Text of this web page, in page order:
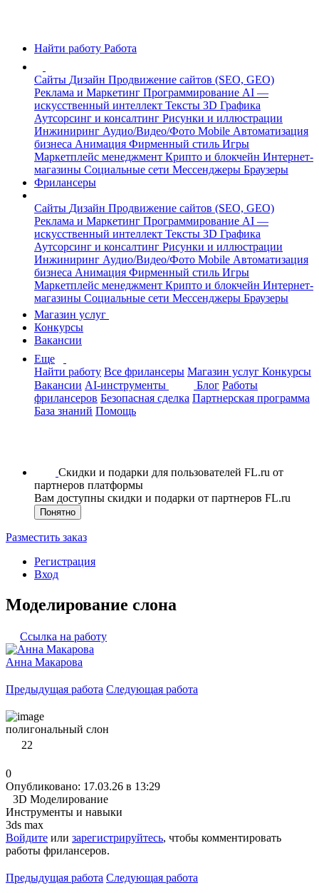
Найти работу Работа
Сайты Дизайн Продвижение сайтов (SEO, GEO)
Реклама и Маркетинг Программирование AI —
искусственный интеллект Тексты 3D Графика
Аутсорсинг и консалтинг Рисунки и иллюстрации
Инжиниринг Аудио/Видео/Фото Mobile Автоматизация
бизнеса Анимация Фирменный стиль Игры
Маркетплейс менеджмент Крипто и блокчейн Интернет-
магазины Социальные сети Мессенджеры Браузеры
Фрилансеры
Сайты Дизайн Продвижение сайтов (SEO, GEO)
Реклама и Маркетинг Программирование AI —
искусственный интеллект Тексты 3D Графика
Аутсорсинг и консалтинг Рисунки и иллюстрации
Инжиниринг Аудио/Видео/Фото Mobile Автоматизация
бизнеса Анимация Фирменный стиль Игры
Маркетплейс менеджмент Крипто и блокчейн Интернет-
магазины Социальные сети Мессенджеры Браузеры
Магазин услуг
Конкурсы
Вакансии
Еще
Найти работу Все фрилансеры Магазин услуг Конкурсы
Вакансии AI-инструменты Блог Работы
фрилансеров Безопасная сделка Партнерская программа
База знаний Помощь
Скидки и подарки для пользователей FL.ru от
партнеров платформы
Вам доступны скидки и подарки от партнеров FL.ru
Понятно
Разместить заказ
Регистрация
Вход
Моделирование слона
Ссылка на работу
Анна Макарова
Предыдущая работа Следующая работа
полигональный слон
22
0
Опубликовано: 17.03.26 в 13:29
3D Моделирование
Инструменты и навыки
3ds max
Войдите или зарегистрируйтесь, чтобы комментировать
работы фрилансеров.
Предыдущая работа Следующая работа